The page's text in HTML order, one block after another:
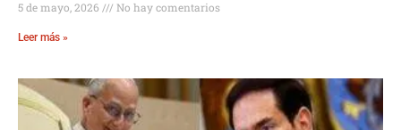
5 de mayo, 2026 No hay comentarios
Leer más »